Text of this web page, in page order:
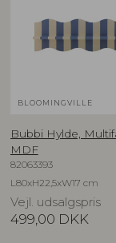
BLOOMINGVILLE
Bubbi Hylde,
MDF
82063393
L80xH22,5xW17 cm
Vejl. udsalgspris
499,00 DKK